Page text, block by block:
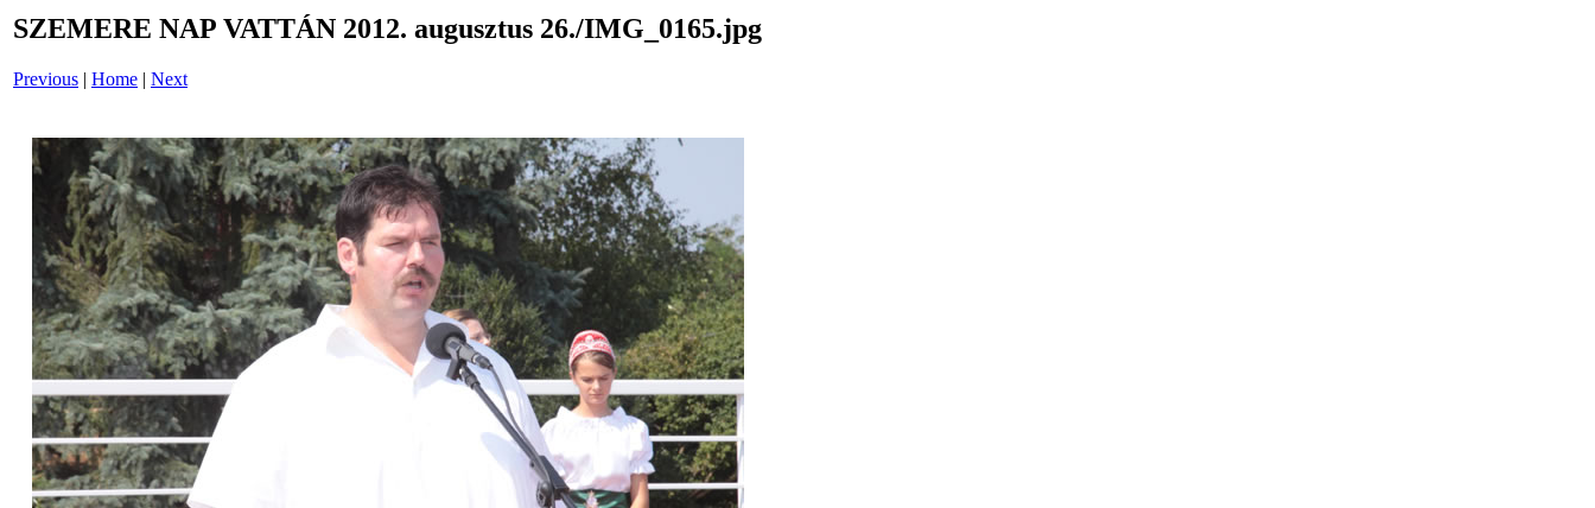
SZEMERE NAP VATTÁN 2012. augusztus 26./IMG_0165.jpg
Previous | Home | Next